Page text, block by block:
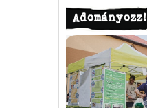
Adományozz!